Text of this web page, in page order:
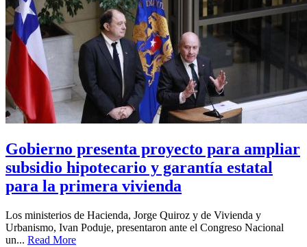
Gobierno presenta proyecto para ampliar
subsidio hipotecario y garantía estatal
para la primera vivienda
Los ministerios de Hacienda, Jorge Quiroz y de Vivienda y
Urbanismo, Ivan Poduje, presentaron ante el Congreso Nacional
un... Read More